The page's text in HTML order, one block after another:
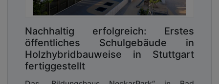
Nachhaltig erfolgreich: Erstes
öffentliches Schulgebäude in
Holzhybridbauweise in Stuttgart
fertiggestellt